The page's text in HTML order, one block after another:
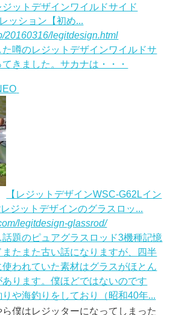
ットデザインワイルドサイド
ッション【初め...
20160316/legitdesign.html
噂のレジットデザインワイルドサ
きました。サカナは・・・
【レジットデザインWSC-G62Lイン
ジットデザインのグラスロッ...
legitdesign-glassrod/
題のピュアグラスロッド3機種記憶
たまた古い話になりますが、四半
われていた素材はグラスがほとん
ります。僕ほどではないのです
や海釣りをしており（昭和40年...
ら僕はレジッターになってしまった